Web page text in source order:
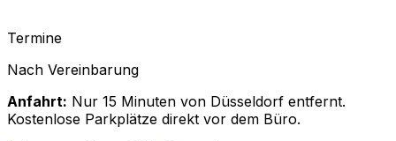
Termine
Nach Vereinbarung
Anfahrt: Nur 15 Minuten von Düsseldorf entfernt.
Kostenlose Parkplätze direkt vor dem Büro.